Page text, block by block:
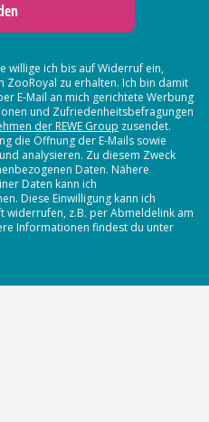
willige ich bis auf Widerruf ein,
ZooRoyal zu erhalten. Ich bin damit
E-Mail an mich gerichtete Werbung
und Zufriedenheitsbefragungen
der REWE Group zusendet.
die Öffnung der E-Mails sowie
analysieren. Zu diesem Zweck
Daten. Nähere
Daten kann ich
Diese Einwilligung kann ich
z.B. per Abmeldelink am
Informationen findest du unter